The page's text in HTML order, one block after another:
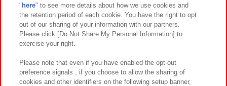
関連会社 サステナビリティ サイトポリシー
プライバシーポリシー ウェブアクセシビリティ方針と検証結果
お取引先さまとともに
カスタマーハラスメント対応方針 よくあるご質問・お問い合わせ
" here" to see more details about how we use cookies and
the retention period of each cookie. You have the right to opt
out of our sharing of your information with our partners.
Please click [Do Not Share My Personal Information] to
exercise your right.
Please note that even if you have enabled the opt-out
preference signals , if you choose to allow the sharing of
cookies and other identifiers on the following setup banner,